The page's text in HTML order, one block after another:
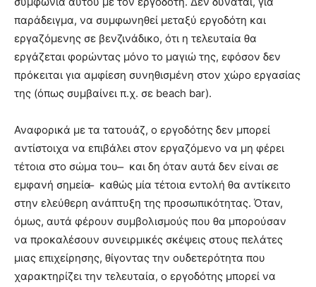
παράδειγμα, να συμφωνηθεί μεταξύ εργοδότη και
εργαζόμενης σε βενζινάδικο, ότι η τελευταία θα
εργάζεται φορώντας μόνο το μαγιώ της, εφόσον δεν
πρόκειται για αμφίεση συνηθισμένη στον χώρο εργασίας
της (όπως συμβαίνει π.χ. σε beach bar).
Αναφορικά με τα τατουάζ, ο εργοδότης δεν μπορεί
αντίστοιχα να επιβάλει στον εργαζόμενο να μη φέρει
τέτοια στο σώμα του ̶ και δη όταν αυτά δεν είναι σε
εμφανή σημεία ̶ καθώς μία τέτοια εντολή θα αντίκειτο
στην ελεύθερη ανάπτυξη της προσωπικότητας. Όταν,
όμως, αυτά φέρουν συμβολισμούς που θα μπορούσαν
να προκαλέσουν συνειρμικές σκέψεις στους πελάτες
μιας επιχείρησης, θίγοντας την ουδετερότητα που
χαρακτηρίζει την τελευταία, ο εργοδότης μπορεί να